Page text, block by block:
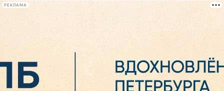
РЕКЛАМА
Сегодня: